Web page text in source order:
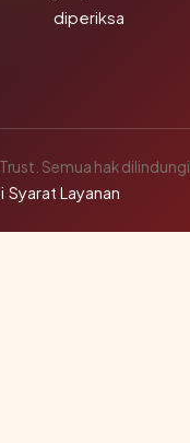
diperiksa
Semua hak dilindungi.
·Syarat Layanan